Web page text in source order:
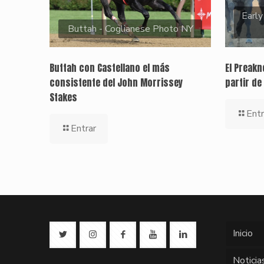
Buttah - Coglianese Photo NY
Buttah con Castellano el más
consistente del John Morrissey
Stakes
Entrar
El
partir
Inicio